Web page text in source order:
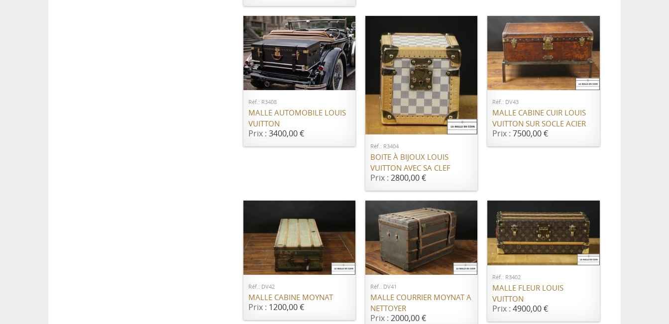
AJOUTER AU PANIER
Réf.: R3408
MALLE AUTOMOBILE LOUIS
VUITTON
Prix : 3400,00 €
AJOUTER AU PANIER
Réf.: R3404
BOITE À BIJOUX LOUIS
VUITTON AVEC SA CLEF
Prix : 2800,00 €
AJOUTER AU PANIER
Réf.: DV43
MALLE CABINE CUIR LOUIS
VUITTON SUR SOCLE ACIER
Prix :7500,00 €
AJOUTER AU PANIER
Réf.: DV42
MALLE CABINE MOYNAT
Prix : 1200,00 €
AJOUTER AU PANIER
Réf.: DV41
MALLE COURRIER MOYNAT A
NETTOYER
Prix : 2000,00 €
AJOUTER AU PANIER
Réf.: R3402
MALLE FLEUR LOUIS
VUITTON
Prix :4900,00 €